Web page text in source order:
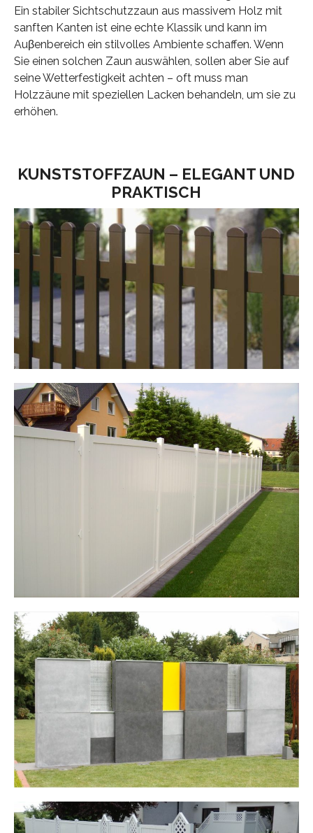
Ein stabiler Sichtschutzzaun aus massivem Holz mit
sanften Kanten ist eine echte Klassik und kann im
Auβenbereich ein stilvolles Ambiente schaffen. Wenn
Sie einen solchen Zaun auswählen, sollen aber Sie auf
seine Wetterfestigkeit achten – oft muss man
Holzzäune mit speziellen Lacken behandeln, um sie zu
erhöhen.
KUNSTSTOFFZAUN – ELEGANT UND
PRAKTISCH